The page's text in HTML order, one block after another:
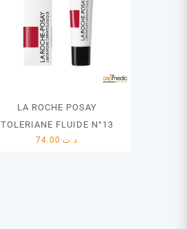
LA ROCHE POSAY
TOLERIANE FLUIDE N°13
د.ت74.00